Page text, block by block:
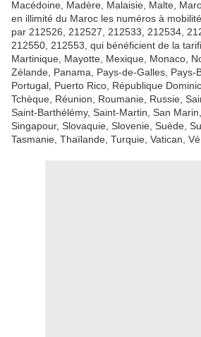
Macédoine, Madère, Malaisie, Malte,
en illimité du Maroc les numéros à
par 212526, 212527, 212533, 212534,
212550, 212553, qui bénéficient de la
Martinique, Mayotte, Mexique, Monaco,
Zélande, Panama, Pays-de-Galles, Pays-
Portugal, Puerto Rico, République
Tchèque, Réunion, Roumanie, Russie,
Saint-Barthélémy, Saint-Martin, San
Singapour, Slovaquie, Slovenie, Suède,
Tasmanie, Thaïlande, Turquie, Vatican,